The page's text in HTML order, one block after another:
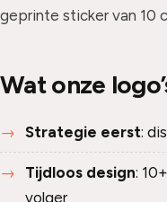
geprinte sticker van 10
Wat onze
Strategie eerst:
Tijdloos design:
volger